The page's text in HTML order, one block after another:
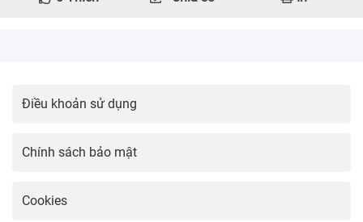
Điều khoản sử dụng
Chính sách bảo mật
Cookies